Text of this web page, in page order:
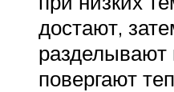
достают,
разделывают
повергают